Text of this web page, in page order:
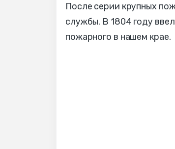
После серии крупных
службы. В 1804 году
пожарного в нашем крае.